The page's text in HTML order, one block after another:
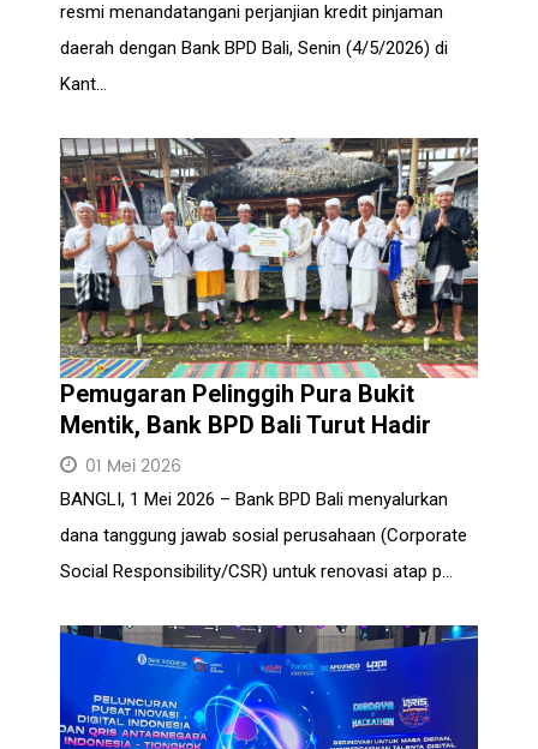
resmi menandatangani perjanjian kredit pinjaman
daerah dengan Bank BPD Bali, Senin (4/5/2026) di
Kant...
Pemugaran Pelinggih Pura Bukit
Mentik, Bank BPD Bali Turut Hadir
01 Mei 2026
BANGLI, 1 Mei 2026 – Bank BPD Bali menyalurkan
dana tanggung jawab sosial perusahaan (Corporate
Social Responsibility/CSR) untuk renovasi atap p...